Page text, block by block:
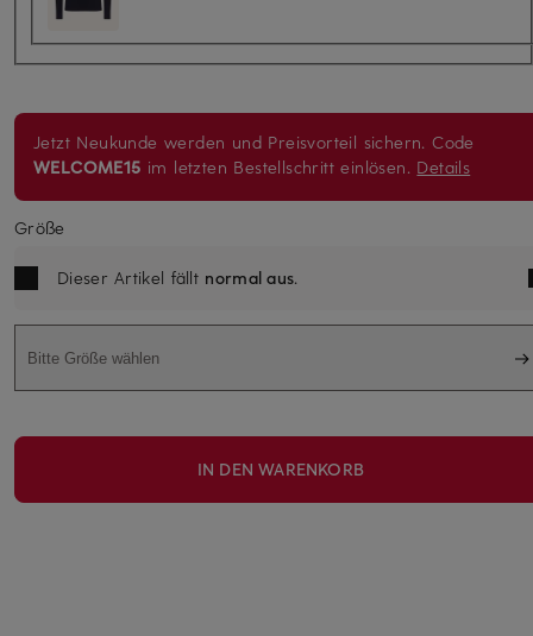
Jetzt Neukunde werden und Preisvorteil sichern. Code
WELCOME15 im letzten Bestellschritt einlösen. Details
Größe
Dieser Artikel fällt normal aus.
Bitte Größe wählen
IN DEN WARENKORB